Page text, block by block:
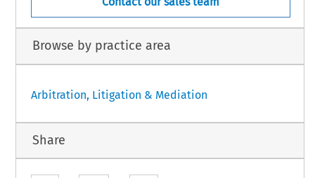
Browse by practice area
Arbitration, Litigation & Mediation
Share